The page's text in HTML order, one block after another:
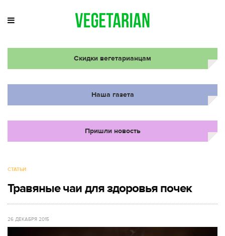
Скидки вегетарианцам
Наша газета
Пришли новость
СТАТЬИ
Травяные чаи для здоровья почек
26 ДЕКАБРЯ 2015